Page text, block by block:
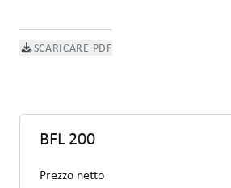
SCARICARE PDF
BFL 200
Prezzo netto